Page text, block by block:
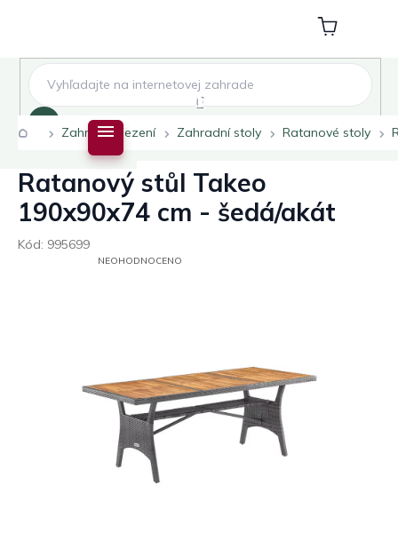
Nákupní
košík
DomůZahradní sezení Zahradní stoly Ratanové stoly
Ratanový stůl Takeo
190x90x74 cm - šedá/akát
Kód: 995699
PRŮMĚRNÉNEOHODNOCENO